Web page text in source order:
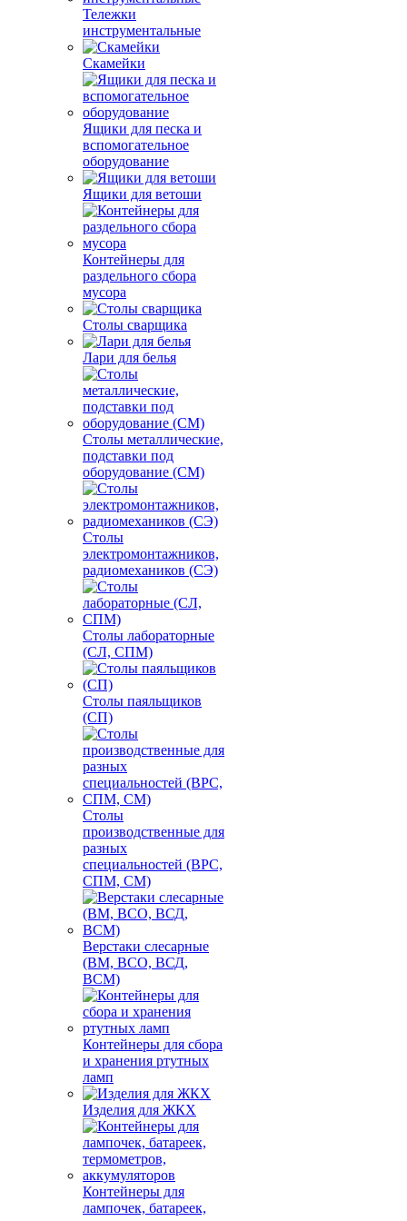
Тележки
инструментальные
Скамейки
Ящики для песка и
вспомогательное
оборудование
Ящики для ветоши
Контейнеры для
раздельного сбора
мусора
Столы сварщика
Лари для белья
Столы металлические,
подставки под
оборудование (СМ)
Столы
электромонтажников,
радиомехаников (СЭ)
Столы лабораторные
(СЛ, СПМ)
Столы паяльщиков
(СП)
Столы
производственные для
разных
специальностей (ВРС,
СПМ, СМ)
Верстаки слесарные
(ВМ, ВСО, ВСД,
ВСМ)
Контейнеры для сбора
и хранения ртутных
ламп
Изделия для ЖКХ
Контейнеры для
лампочек, батареек,